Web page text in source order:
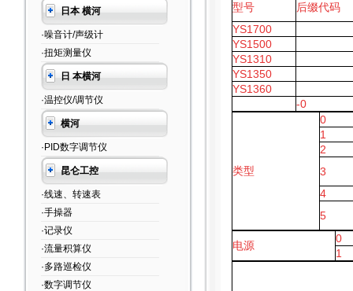
日本 横河
·噪音计/声级计
·扭矩测量仪
日 本横河
·温控仪/调节仪
横河
·PID数字调节仪
昆仑工控
·线速、转速表
·手操器
·记录仪
·流量积算仪
·多路巡检仪
·数字调节仪
型号
后缀代码
YS1700
YS1500
YS1310
YS1350
YS1360
-0
类型
0
1
2
3
4
5
电源
0
1